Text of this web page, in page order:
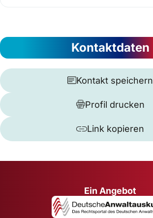
Kontaktdaten
Kontakt speichern
Profil drucken
Link kopieren
Ein Angebot